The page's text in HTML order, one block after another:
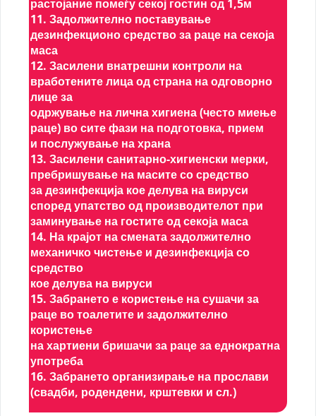
растојание помеѓу секој гостин од 1,5м
11. Задолжително поставување
дезинфекционо средство за раце на секоја
маса
12. Засилени внатрешни контроли на
вработените лица од страна на одговорно
лице за
одржување на лична хигиена (често миење
раце) во сите фази на подготовка, прием
и послужување на храна
13. Засилени санитарно-хигиенски мерки,
пребришување на масите со средство
за дезинфекција кое делува на вируси
според упатство од производителот при
заминување на гостите од секоја маса
14. На крајот на смената задолжително
механичко чистење и дезинфекција со
средство
кое делува на вируси
15. Забрането е користење на сушачи за
раце во тоалетите и задолжително
користење
на хартиени бришачи за раце за еднократна
употреба
16. Забрането организирање на прослави
(свадби, родендени, крштевки и сл.)